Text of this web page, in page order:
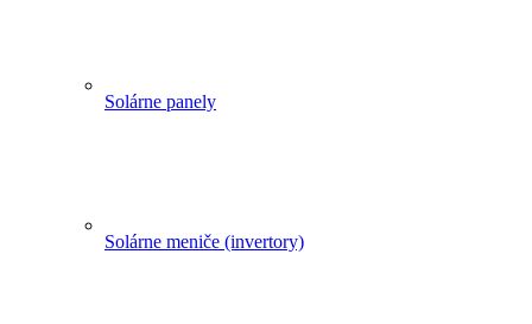
Solárne panely
Solárne meniče (invertory)